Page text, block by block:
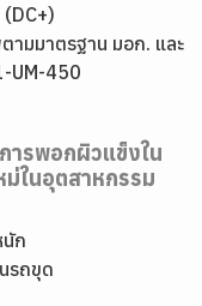
ามมาตรฐาน มอก. และ
UM-450
ารพอกผิวแข็งใน
ในอุตสาหกรรม
นัก
รถขุด